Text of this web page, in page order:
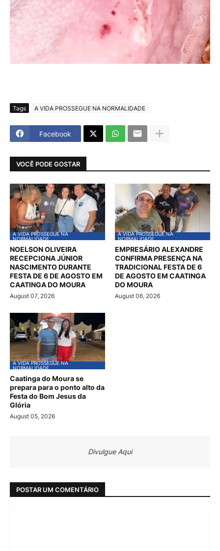
Tags A VIDA PROSSEGUE NA NORMALIDADE
Facebook
VOCÊ PODE GOSTAR
A VIDA PROSSEGUE NA
NORMALIDADE
NOELSON OLIVEIRA
RECEPCIONA JÚNIOR
NASCIMENTO DURANTE
FESTA DE 6 DE AGOSTO EM
CAATINGA DO MOURA
August 07, 2026
A VIDA PROSSEGUE NA
NORMALIDADE
EMPRESÁRIO ALEXANDRE
CONFIRMA PRESENÇA NA
TRADICIONAL FESTA DE 6
DE AGOSTO EM CAATINGA
DO MOURA
August 06, 2026
A VIDA PROSSEGUE NA
NORMALIDADE
Caatinga do Moura se
prepara para o ponto alto da
Festa do Bom Jesus da
Glória
August 05, 2026
Divulgue Aqui
POSTAR UM COMENTÁRIO